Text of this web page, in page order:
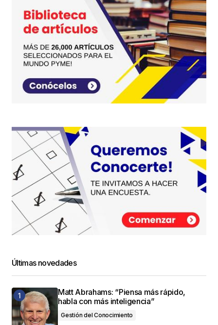
Últimas novedades
Matt Abrahams: “Piensa más rápido,
habla con más inteligencia”
Gestión del Conocimiento